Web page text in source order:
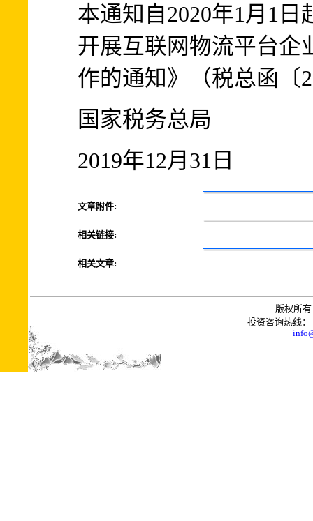
本通知自2020年1月1
开展互联网物流平台企
作的通知》（税总函〔
国家税务总局
2019年12月31日
文章附件:
相关链接:
相关文章:
版权所
投资咨询热线：